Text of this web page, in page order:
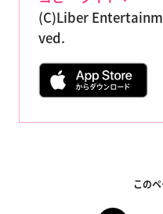
(C)Liber
ved.
この